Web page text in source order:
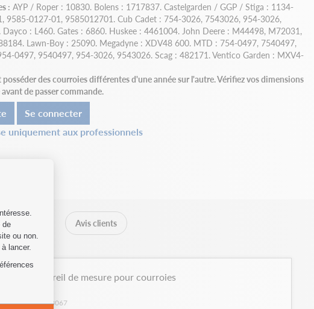
: AYP / Roper : 10830. Bolens : 1717837. Castelgarden / GGP / Stiga : 1134-
9585-0127-01, 9585012701. Cub Cadet : 754-3026, 7543026, 954-3026,
: L460. Gates : 6860. Huskee : 4461004. John Deere : M44498, M72031,
Lawn-Boy : 25090. Megadyne : XDV48 600. MTD : 754-0497, 7540497,
0497, 9540497, 954-3026, 9543026. Scag : 482171. Ventico Garden : MXV4-
des courroies différentes d'une année sur l'autre. Vérifiez vos dimensions
de passer commande.
Se connecter
uniquement aux professionnels
Livraison Avis clients
Appareil de mesure pour courroies
Réf : 28067